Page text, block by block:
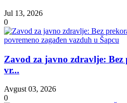
Jul 13, 2026
0
Zavod za javno zdravlje:
vr...
Avgust 03, 2026
0